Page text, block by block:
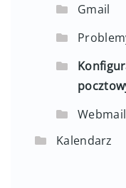
Gmail
Kalendarz